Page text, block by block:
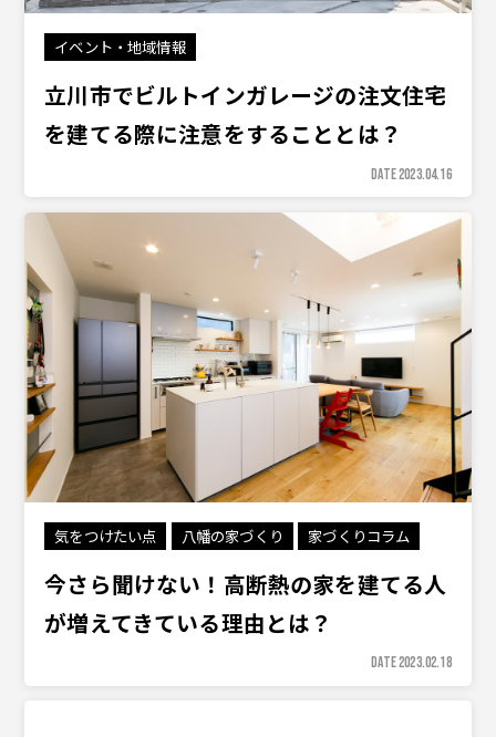
イベント・地域情報
立川市でビルトインガレージの注文住宅
を建てる際に注意をすることとは？
DATE 2023.04.16
気をつけたい点 八幡の家づくり 家づくりコラム
今さら聞けない！高断熱の家を建てる人
が増えてきている理由とは？
DATE 2023.02.18